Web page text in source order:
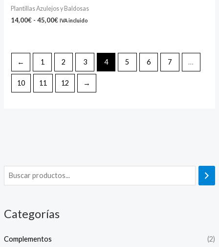
Categorías
Complementos (2)
Plantillas Azulejos y Baldosas
14,00€ - 45,00€ IVA incluido
← 1 2 3 4 5 6 7 …
10 11 12 →